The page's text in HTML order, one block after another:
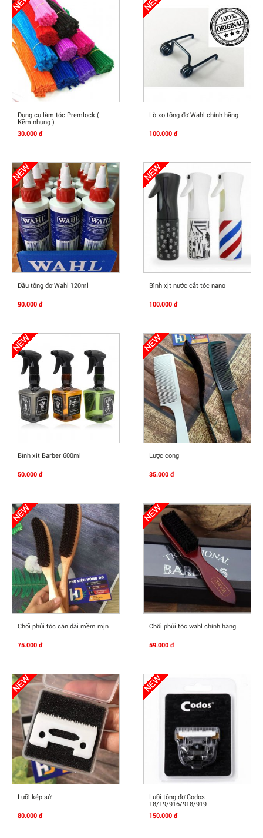
Mua Ngay
Dụng cụ làm tóc Premlock (
Kẽm nhung )
30.000 đ
Mua Ngay
Lò xo tông đơ Wahl chính hãng
100.000 đ
Mua Ngay
Dầu tông đơ Wahl 120ml
90.000 đ
Mua Ngay
Bình xịt nước cắt tóc nano
100.000 đ
Mua Ngay
Bình xit Barber 600ml
50.000 đ
Lược cong
35.000 đ
Mua Ngay
Chổi phủi tóc cán dài mềm mịn
75.000 đ
Mua Ngay
Chổi phủi tóc wahl chính hãng
59.000 đ
Lưỡi kép sứ
80.000 đ
Mua Ngay
Lưỡi tông đơ Codos
T8/T9/916/918/919
150.000 đ